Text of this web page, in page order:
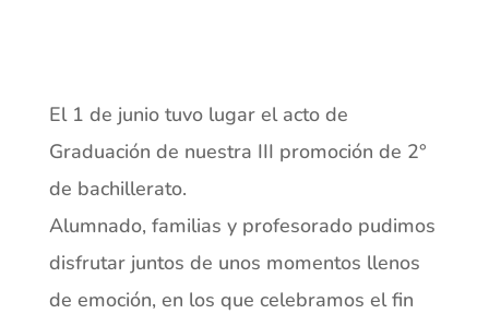
El 1 de junio tuvo lugar el acto de
Graduación de nuestra III promoción de 2°
de bachillerato.
Alumnado, familias y profesorado pudimos
disfrutar juntos de unos momentos llenos
de emoción, en los que celebramos el fin